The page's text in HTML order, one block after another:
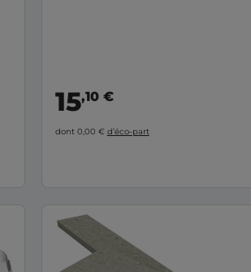
15,10 €
dont 0,00 € d’éco-part